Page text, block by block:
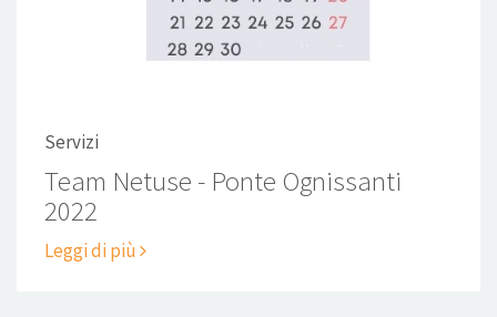
Servizi
Team Netuse - Ponte Ognissanti
2022
Leggi di più